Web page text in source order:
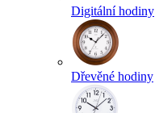
Digitální hodiny
Dřevěné hodiny